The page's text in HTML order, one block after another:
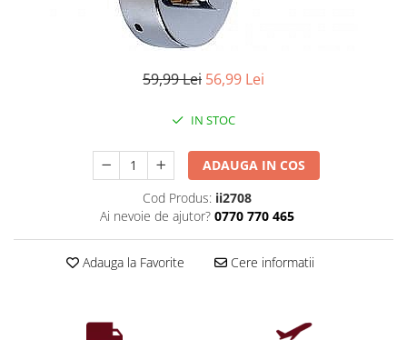
Iluminat arhitectural
Becuri LED cu filament
59,99 Lei 56,99 Lei
IN STOC
ADAUGA IN COS
Cod Produs: ii2708
Ai nevoie de ajutor? 0770 770 465
Adauga la Favorite Cere informatii